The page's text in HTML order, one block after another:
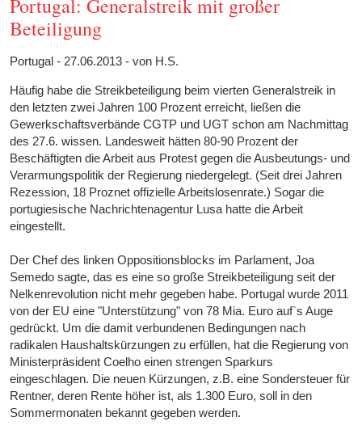
Portugal: Generalstreik mit großer
Beteiligung
Portugal - 27.06.2013 - von H.S.
Häufig habe die Streikbeteiligung beim vierten Generalstreik in
den letzten zwei Jahren 100 Prozent erreicht, ließen die
Gewerkschaftsverbände CGTP und UGT schon am Nachmittag
des 27.6. wissen. Landesweit hätten 80-90 Prozent der
Beschäftigten die Arbeit aus Protest gegen die Ausbeutungs- und
Verarmungspolitik der Regierung niedergelegt. (Seit drei Jahren
Rezession, 18 Proznet offizielle Arbeitslosenrate.) Sogar die
portugiesische Nachrichtenagentur Lusa hatte die Arbeit
eingestellt.
Der Chef des linken Oppositionsblocks im Parlament, Joa
Semedo sagte, das es eine so große Streikbeteiligung seit der
Nelkenrevolution nicht mehr gegeben habe. Portugal wurde 2011
von der EU eine "Unterstützung" von 78 Mia. Euro auf`s Auge
gedrückt. Um die damit verbundenen Bedingungen nach
radikalen Haushaltskürzungen zu erfüllen, hat die Regierung von
Ministerpräsident Coelho einen strengen Sparkurs
eingeschlagen. Die neuen Kürzungen, z.B. eine Sondersteuer für
Rentner, deren Rente höher ist, als 1.300 Euro, soll in den
Sommermonaten bekannt gegeben werden.